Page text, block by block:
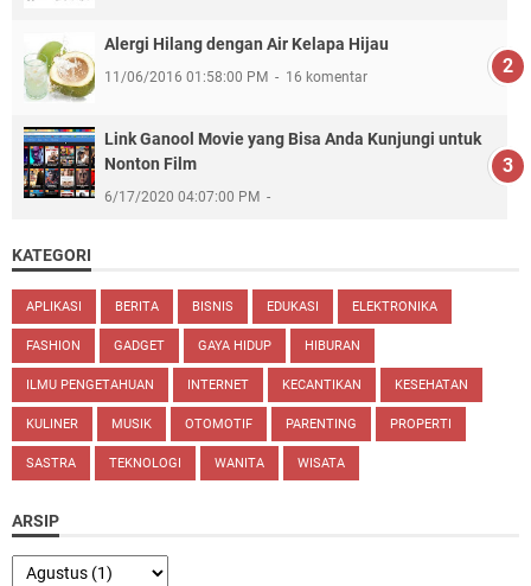
Alergi Hilang dengan Air Kelapa Hijau
11/06/2016 01:58:00 PM 16 komentar
Link Ganool Movie yang Bisa Anda Kunjungi untuk
Nonton Film
6/17/2020 04:07:00 PM
KATEGORI
APLIKASI BERITA BISNIS EDUKASI ELEKTRONIKA
FASHION GADGET GAYA HIDUP HIBURAN
ILMU PENGETAHUAN INTERNET KECANTIKAN KESEHATAN
KULINER MUSIK OTOMOTIF PARENTING PROPERTI
SASTRA TEKNOLOGI WANITA WISATA
ARSIP